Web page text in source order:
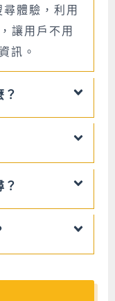
體驗，利用
讓用戶不用
訊。